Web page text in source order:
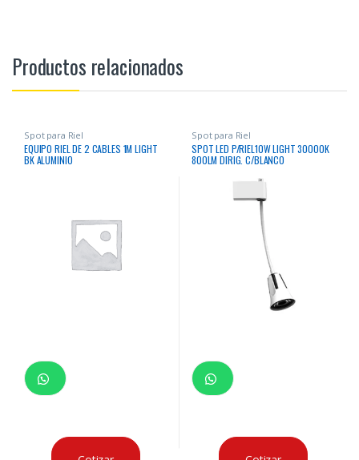
Productos relacionados
Spot para Riel
EQUIPO RIEL DE 2 CABLES 1M LIGHT
BK ALUMINIO
Spot para Riel
SPOT LED P/RIEL10W LIGHT 30000K
800LM DIRIG. C/BLANCO